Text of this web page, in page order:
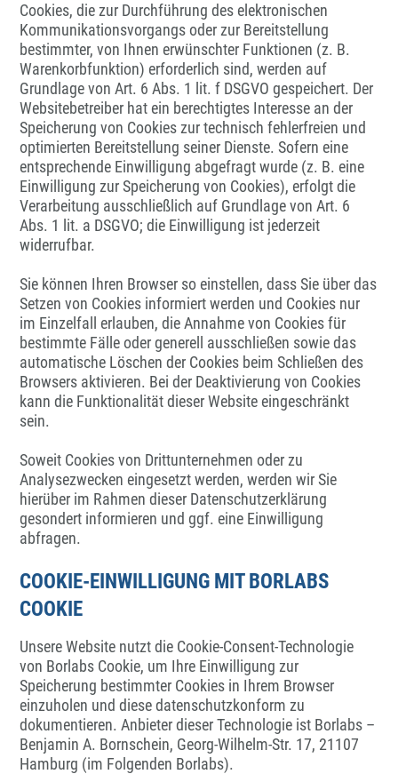
Cookies, die zur Durchführung des elektronischen
Kommunikationsvorgangs oder zur Bereitstellung
bestimmter, von Ihnen erwünschter Funktionen (z. B.
Warenkorbfunktion) erforderlich sind, werden auf
Grundlage von Art. 6 Abs. 1 lit. f DSGVO gespeichert. Der
Websitebetreiber hat ein berechtigtes Interesse an der
Speicherung von Cookies zur technisch fehlerfreien und
optimierten Bereitstellung seiner Dienste. Sofern eine
entsprechende Einwilligung abgefragt wurde (z. B. eine
Einwilligung zur Speicherung von Cookies), erfolgt die
Verarbeitung ausschließlich auf Grundlage von Art. 6
Abs. 1 lit. a DSGVO; die Einwilligung ist jederzeit
widerrufbar.
Sie können Ihren Browser so einstellen, dass Sie über das
Setzen von Cookies informiert werden und Cookies nur
im Einzelfall erlauben, die Annahme von Cookies für
bestimmte Fälle oder generell ausschließen sowie das
automatische Löschen der Cookies beim Schließen des
Browsers aktivieren. Bei der Deaktivierung von Cookies
kann die Funktionalität dieser Website eingeschränkt
sein.
Soweit Cookies von Drittunternehmen oder zu
Analysezwecken eingesetzt werden, werden wir Sie
hierüber im Rahmen dieser Datenschutzerklärung
gesondert informieren und ggf. eine Einwilligung
abfragen.
COOKIE-EINWILLIGUNG MIT BORLABS
COOKIE
Unsere Website nutzt die Cookie-Consent-Technologie
von Borlabs Cookie, um Ihre Einwilligung zur
Speicherung bestimmter Cookies in Ihrem Browser
einzuholen und diese datenschutzkonform zu
dokumentieren. Anbieter dieser Technologie ist Borlabs –
Benjamin A. Bornschein, Georg-Wilhelm-Str. 17, 21107
Hamburg (im Folgenden Borlabs).